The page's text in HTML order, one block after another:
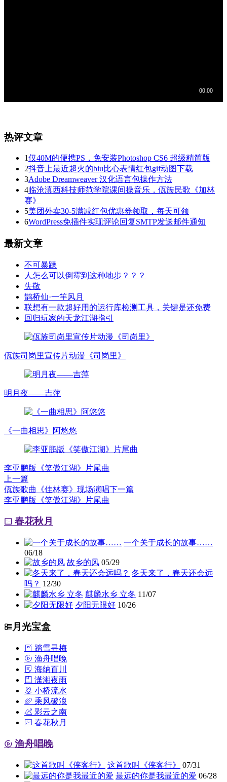
热评文章
1仅40M的便携PS，免安装Photoshop CS6 超级精简版
2抖音上最近超火的biu比心表情红包gif动图下载
3Adobe Dreamweaver 汉化语言包操作方法
4临沧滇西科技师范学院课间操音乐，佤族民歌《加林
赛》
5美团外卖30-5满减红包优惠券领取，每天可领
6WordPress免插件实现评论回复SMTP发送邮件通知
最新文章
不可暴躁
人怎么可以倒霉到这种地步？？？
失敬
鹊桥仙·一竿风月
联想有一款超好用的运行库检测工具，关键是还免费
回归玩家的天龙江湖指引
佤族司岗里宣传片动漫《司岗里》
明月夜——吉萍
《一曲相思》阿悠悠
李亚鹏版《笑傲江湖》片尾曲
上一篇
佤族歌曲《佳林赛》现场演唱下一篇
李亚鹏版《笑傲江湖》片尾曲
春花秋月
一个关于成长的故事……
06/18
故乡的风 05/29
冬天来了，春天还会远
吗？ 12/30
麒麟水乡 立冬 11/07
夕阳无限好 10/26
月光宝盒
踏雪寻梅
渔舟唱晚
海纳百川
潇湘夜雨
小桥流水
乘风破浪
彩云之南
春花秋月
渔舟唱晚
这首歌叫《侠客行》
07/31
最远的你是我最近的爱 06/28